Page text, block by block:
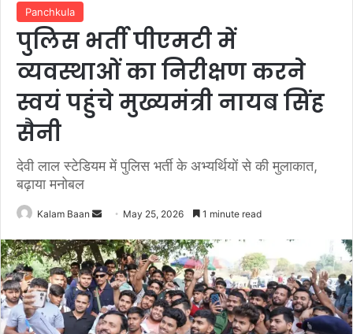
Panchkula
पुलिस भर्ती पीएमटी में
व्यवस्थाओं का निरीक्षण करने
स्वयं पहुंचे मुख्यमंत्री नायब सिंह
सैनी
देवी लाल स्टेडियम में पुलिस भर्ती के अभ्यर्थियों से की मुलाकात,
बढ़ाया मनोबल
Kalam Baan
Send
email
May 25, 2026 1 minute read